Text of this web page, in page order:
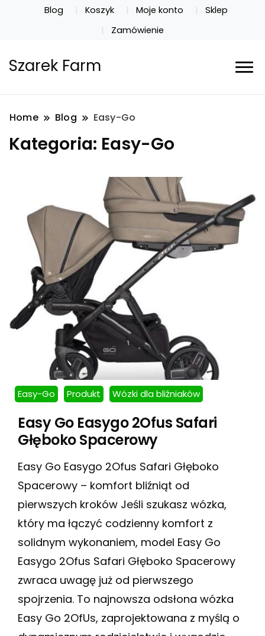
Blog Koszyk Moje konto
Sklep
Zamówienie
Szarek Farm
Home Blog Easy-Go
Kategoria: Easy-Go
Easy-Go Produkt Wózki dla bliźniaków
Easy Go Easygo 2Ofus Safari
Głęboko Spacerowy
Easy Go Easygo 2Ofus Safari Głęboko
Spacerowy – komfort bliźniąt od
pierwszych kroków Jeśli szukasz wózka,
który ma łączyć codzienny komfort z
solidnym wykonaniem, model Easy Go
Easygo 2Ofus Safari Głęboko Spacerowy
zwraca uwagę już od pierwszego
spojrzenia. To najnowsza odsłona wózka
Easy Go 2OfUs, zaprojektowana z myślą o